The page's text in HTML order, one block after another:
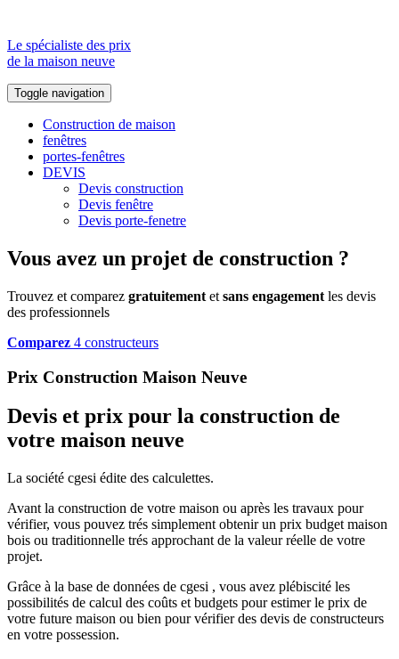
Le spécialiste des prix
de la maison neuve
Toggle navigation
Construction de maison
fenêtres
portes-fenêtres
DEVIS
Devis construction
Devis fenêtre
Devis porte-fenetre
Vous avez un projet de construction ?
Trouvez et comparez gratuitement et sans engagement les devis
des professionnels
Comparez 4 constructeurs
Prix Construction Maison Neuve
Devis et prix pour la construction de
votre maison neuve
La société cgesi édite des calculettes.
Avant la construction de votre maison ou après les travaux pour
vérifier, vous pouvez trés simplement obtenir un prix budget maison
bois ou traditionnelle trés approchant de la valeur réelle de votre
projet.
Grâce à la base de données de cgesi , vous avez plébiscité les
possibilités de calcul des coûts et budgets pour estimer le prix de
votre future maison ou bien pour vérifier des devis de constructeurs
en votre possession.